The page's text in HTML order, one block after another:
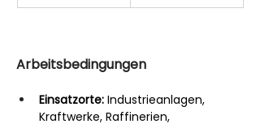
Arbeitsbedingungen
Einsatzorte: Industrieanlagen,
Kraftwerke, Raffinerien,